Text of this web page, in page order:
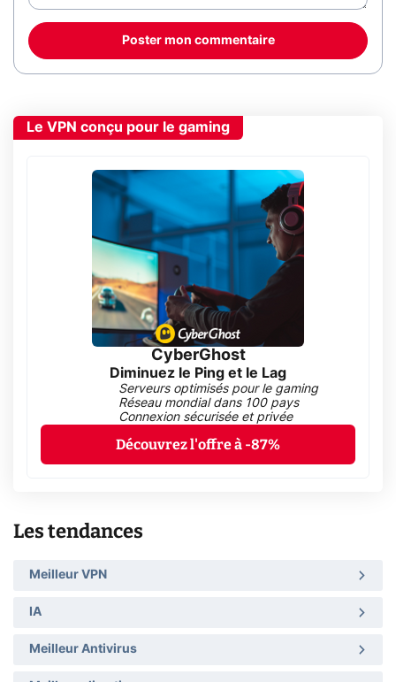
Poster mon commentaire
Le VPN conçu pour le gaming
CyberGhost
Diminuez le Ping et le Lag
Serveurs optimisés pour le gaming
Réseau mondial dans 100 pays
Connexion sécurisée et privée
Découvrez l'offre à -87%
Les tendances
Meilleur VPN
IA
Meilleur Antivirus